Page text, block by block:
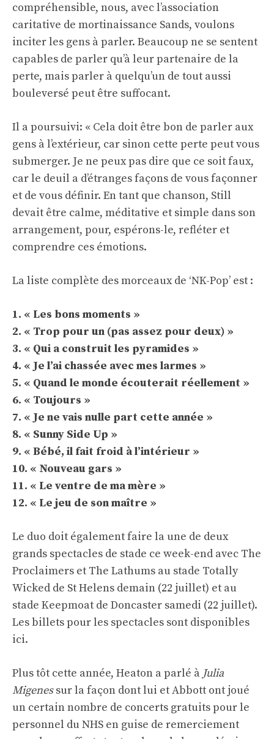
compréhensible, nous, avec l’association
caritative de mortinaissance Sands, voulons
inciter les gens à parler. Beaucoup ne se sentent
capables de parler qu’à leur partenaire de la
perte, mais parler à quelqu’un de tout aussi
bouleversé peut être suffocant.
Il a poursuivi: « Cela doit être bon de parler aux
gens à l’extérieur, car sinon cette perte peut vous
submerger. Je ne peux pas dire que ce soit faux,
car le deuil a d’étranges façons de vous façonner
et de vous définir. En tant que chanson, Still
devait être calme, méditative et simple dans son
arrangement, pour, espérons-le, refléter et
comprendre ces émotions.
La liste complète des morceaux de ‘NK-Pop’ est :
1. « Les bons moments »
2. « Trop pour un (pas assez pour deux) »
3. « Qui a construit les pyramides »
4. « Je l’ai chassée avec mes larmes »
5. « Quand le monde écouterait réellement »
6. « Toujours »
7. « Je ne vais nulle part cette année »
8. « Sunny Side Up »
9. « Bébé, il fait froid à l’intérieur »
10. « Nouveau gars »
11. « Le ventre de ma mère »
12. « Le jeu de son maître »
Le duo doit également faire la une de deux
grands spectacles de stade ce week-end avec The
Proclaimers et The Lathums au stade Totally
Wicked de St Helens demain (22 juillet) et au
stade Keepmoat de Doncaster samedi (22 juillet).
Les billets pour les spectacles sont disponibles
ici.
Plus tôt cette année, Heaton a parlé à Julia
Migenessur la façon dont lui et Abbott ont joué
un certain nombre de concerts gratuits pour le
personnel du NHS en guise de remerciement